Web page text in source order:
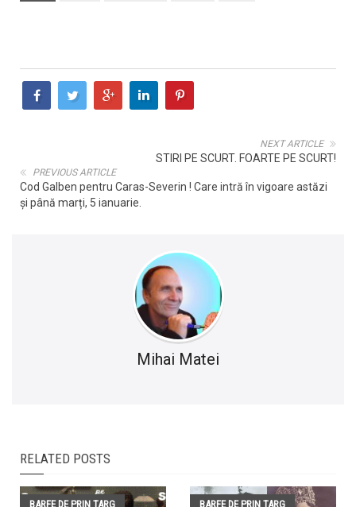
NEXT ARTICLE
STIRI PE SCURT. FOARTE PE SCURT!
PREVIOUS ARTICLE
Cod Galben pentru Caras-Severin ! Care intră în vigoare astăzi
și până marți, 5 ianuarie.
Mihai Matei
RELATED POSTS
BARFE DE PRIN TARG BARFE DE PRIN TARG